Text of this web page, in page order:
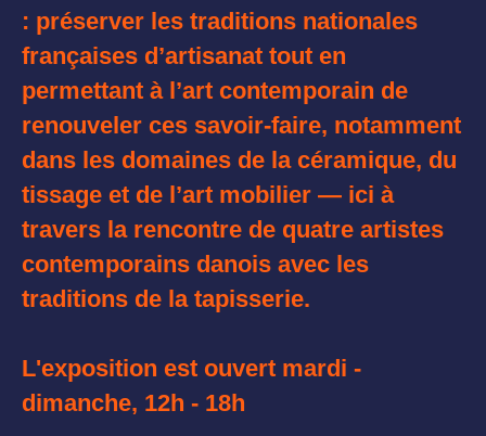
: préserver les traditions nationales
françaises d’artisanat tout en
permettant à l’art contemporain de
renouveler ces savoir-faire, notamment
dans les domaines de la céramique, du
tissage et de l’art mobilier — ici à
travers la rencontre de quatre artistes
contemporains danois avec les
traditions de la tapisserie.
L'exposition est ouvert mardi -
dimanche, 12h - 18h